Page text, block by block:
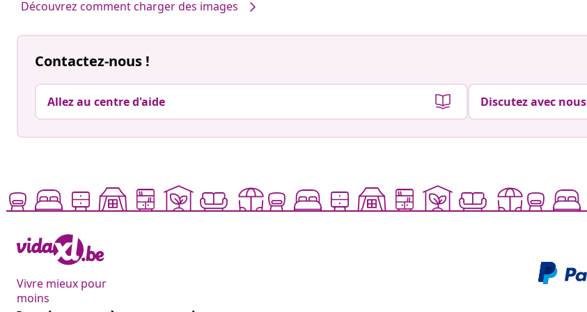
Découvrez comment charger des images
Contactez-nous !
Allez au centre d'aide Discutez avec nous
Vivre mieux pour
moins